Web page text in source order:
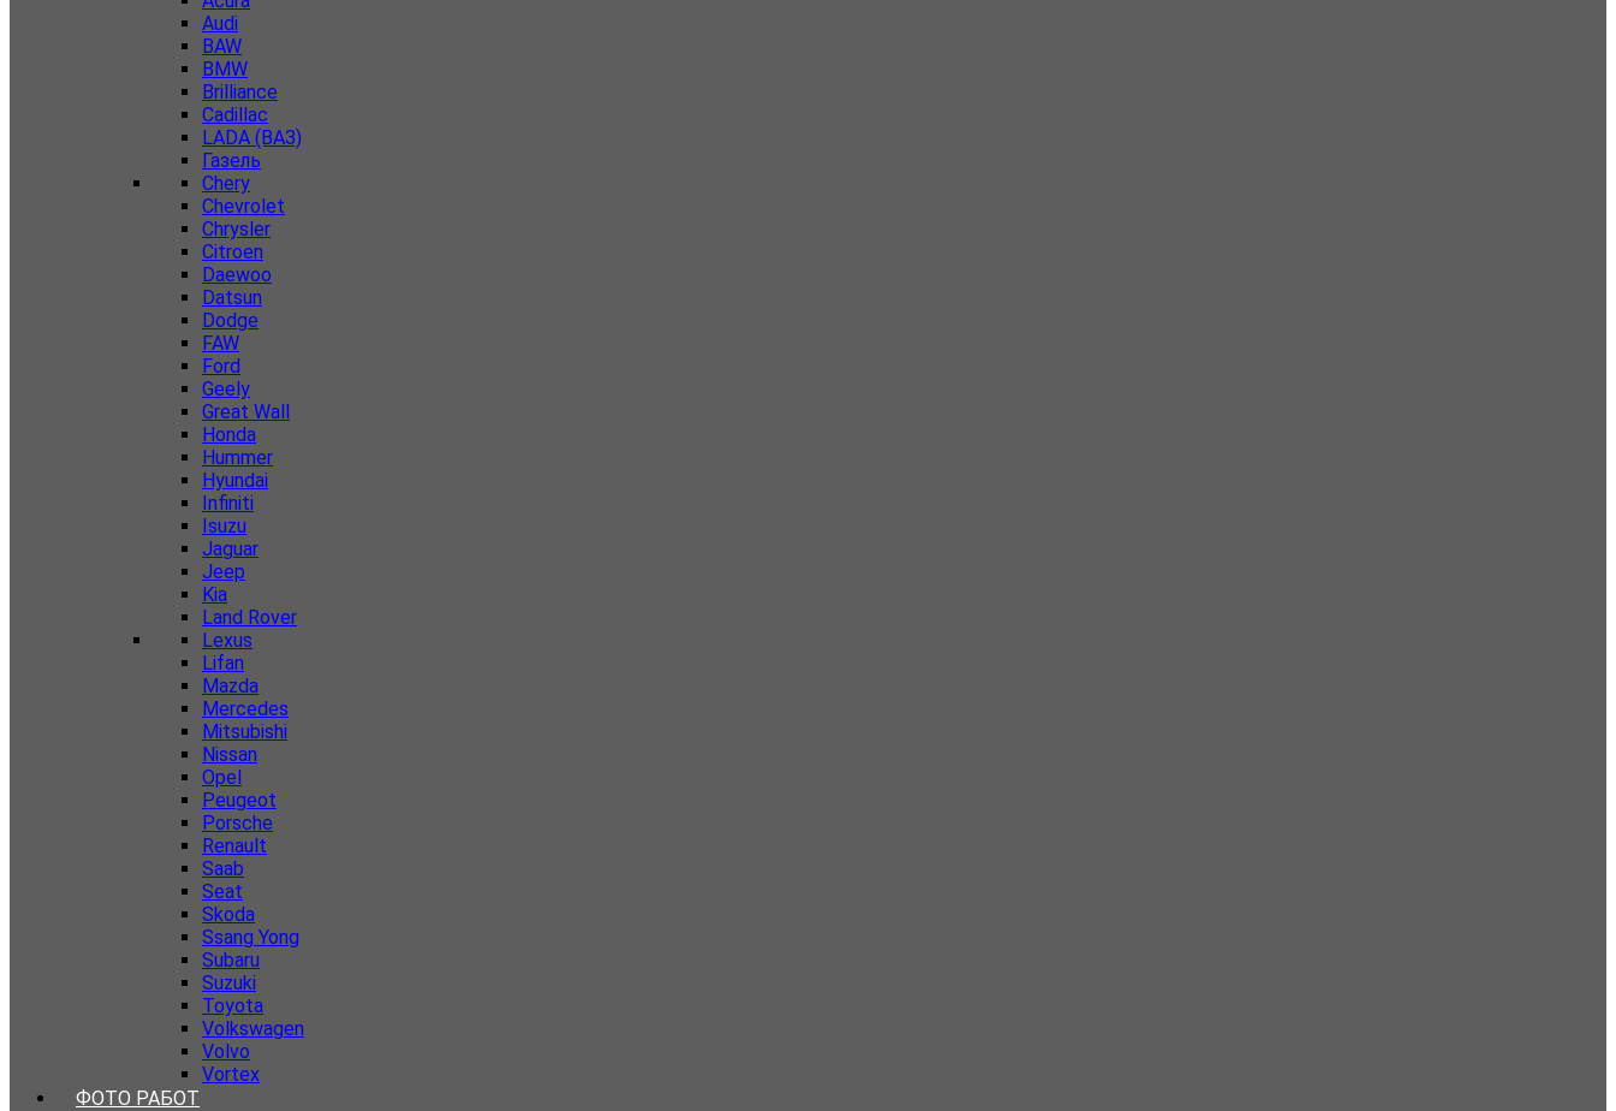
Audi
BAW
BMW
Brilliance
Cadillac
LADA (ВАЗ)
Газель
Chery
Chevrolet
Chrysler
Citroen
Daewoo
Datsun
Dodge
FAW
Ford
Geely
Great Wall
Honda
Hummer
Hyundai
Infiniti
Isuzu
Jaguar
Jeep
Kia
Land Rover
Lexus
Lifan
Mazda
Mercedes
Mitsubishi
Nissan
Opel
Peugeot
Porsche
Renault
Saab
Seat
Skoda
Ssang Yong
Subaru
Suzuki
Toyota
Volkswagen
Volvo
Vortex
ФОТО РАБОТ